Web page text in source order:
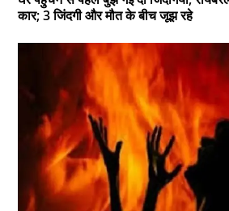
कार; 3 जिंदगी और मौत के बीच जूझ रहे